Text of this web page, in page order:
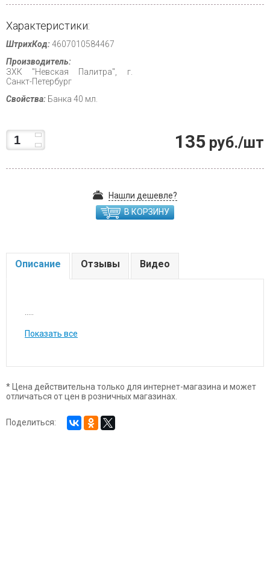
Характеристики:
ШтрихКод:4607010584467
Производитель:
ЗХК "Невская Палитра", г.
Санкт-Петербург
Свойства: Банка 40 мл.
135 руб./шт
Нашли дешевле?
В КОРЗИНУ
Описание Отзывы Видео
Показать все
* Цена действительна только для интернет-магазина и может
отличаться от цен в розничных магазинах.
Поделиться: